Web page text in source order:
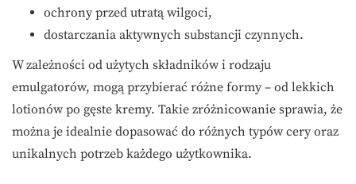
ochrony przed utratą wilgoci,
dostarczania aktywnych substancji czynnych.
W zależności od użytych składników i rodzaju
emulgatorów, mogą przybierać różne formy – od lekkich
lotionów po gęste kremy. Takie zróżnicowanie sprawia, że
można je idealnie dopasować do różnych typów cery oraz
unikalnych potrzeb każdego użytkownika.